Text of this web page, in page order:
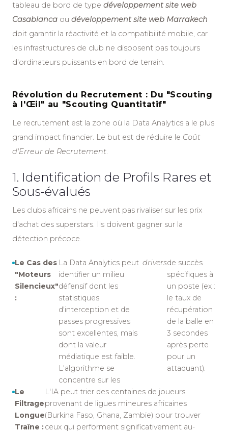
tableau de bord de type développement site web
Casablanca ou développement site web Marrakech
doit garantir la réactivité et la compatibilité mobile, car
les infrastructures de club ne disposent pas toujours
d'ordinateurs puissants en bord de terrain.
Révolution du Recrutement : Du "Scouting
à l'Œil" au "Scouting Quantitatif"
Le recrutement est la zone où la Data Analytics a le plus
grand impact financier. Le but est de réduire le Coût
d'Erreur de Recrutement.
1. Identification de Profils Rares et
Sous-évalués
Les clubs africains ne peuvent pas rivaliser sur les prix
d'achat des superstars. Ils doivent gagner sur la
détection précoce.
Le Cas des
"Moteurs
Silencieux"
:
La Data Analytics peut
identifier un milieu
défensif dont les
statistiques
d'interception et de
passes progressives
sont excellentes, mais
dont la valeur
médiatique est faible.
L'algorithme se
concentre sur les
driversde succès
spécifiques à
un poste (ex :
le taux de
récupération
de la balle en
3 secondes
après perte
pour un
attaquant).
Le
Filtrage
Longue
Traîne :
L'IA peut trier des centaines de joueurs
provenant de ligues mineures africaines
(Burkina Faso, Ghana, Zambie) pour trouver
ceux qui performent significativement au-